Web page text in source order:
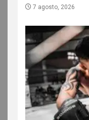
7 agosto, 2026